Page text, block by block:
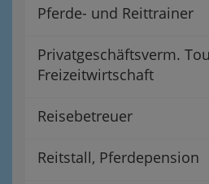
Pferde- und Reittrainer
Privatgeschäftsverm.
Freizeitwirtschaft
Reisebetreuer
Reitstall, Pferdepension